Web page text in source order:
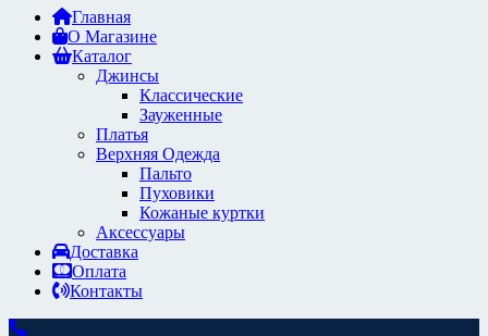
Главная
О Магазине
Каталог
Джинсы
Классические
Зауженные
Платья
Верхняя Одежда
Пальто
Пуховики
Кожаные куртки
Аксессуары
Доставка
Оплата
Контакты